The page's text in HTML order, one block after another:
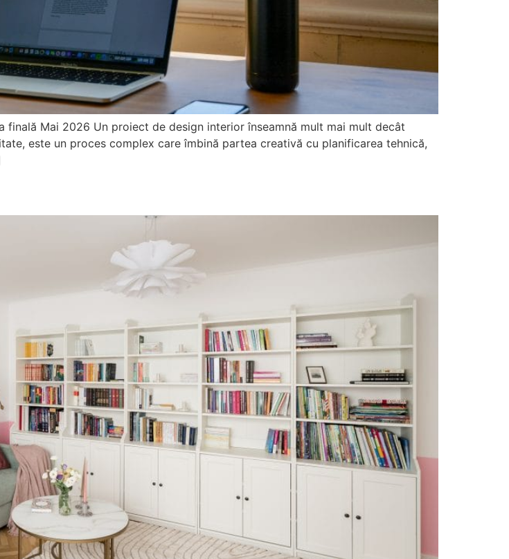
Mai 2026 Un proiect de design interior înseamnă mult mai mult decât
este un proces complex care îmbină partea creativă cu planificarea tehnică,